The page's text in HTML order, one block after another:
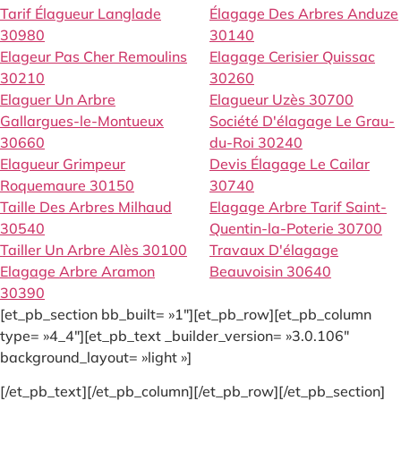
Tarif Élagueur Langlade
30980
Elageur Pas Cher Remoulins
30210
Elaguer Un Arbre
Gallargues-le-Montueux
30660
Elagueur Grimpeur
Roquemaure 30150
Taille Des Arbres Milhaud
30540
Tailler Un Arbre Alès 30100
Elagage Arbre Aramon
30390
Élagage Des Arbres Anduze
30140
Elagage Cerisier Quissac
30260
Elagueur Uzès 30700
Société D'élagage Le Grau-
du-Roi 30240
Devis Élagage Le Cailar
30740
Elagage Arbre Tarif Saint-
Quentin-la-Poterie 30700
Travaux D'élagage
Beauvoisin 30640
[et_pb_section bb_built= »1″][et_pb_row][et_pb_column
type= »4_4″][et_pb_text _builder_version= »3.0.106″
background_layout= »light »]
[/et_pb_text][/et_pb_column][/et_pb_row][/et_pb_section]